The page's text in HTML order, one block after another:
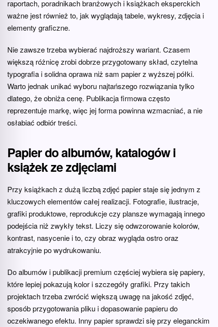
raportach, poradnikach branżowych i książkach eksperckich
ważne jest również to, jak wyglądają tabele, wykresy, zdjęcia i
elementy graficzne.
Nie zawsze trzeba wybierać najdroższy wariant. Czasem
większą różnicę zrobi dobrze przygotowany skład, czytelna
typografia i solidna oprawa niż sam papier z wyższej półki.
Warto jednak unikać wyboru najtańszego rozwiązania tylko
dlatego, że obniża cenę. Publikacja firmowa często
reprezentuje markę, więc jej forma powinna wzmacniać, a nie
osłabiać odbiór treści.
Papier do albumów, katalogów i
książek ze zdjęciami
Przy książkach z dużą liczbą zdjęć papier staje się jednym z
kluczowych elementów całej realizacji. Fotografie, ilustracje,
grafiki produktowe, reprodukcje czy plansze wymagają innego
podejścia niż zwykły tekst. Liczy się odwzorowanie kolorów,
kontrast, nasycenie i to, czy obraz wygląda ostro oraz
atrakcyjnie po wydrukowaniu.
Do albumów i publikacji premium częściej wybiera się papiery,
które lepiej pokazują kolor i szczegóły grafiki. Przy takich
projektach trzeba zwrócić większą uwagę na jakość zdjęć,
sposób przygotowania pliku i dopasowanie papieru do
oczekiwanego efektu. Inny papier sprawdzi się przy eleganckim